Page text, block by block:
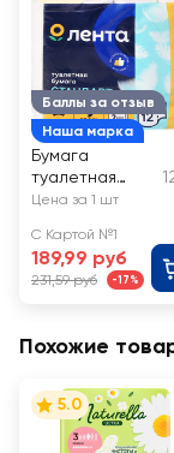
Баллы за отзыв
Наша марка
Бумага
туалетная
ЛЕНТА 2 слоя
Цена за 1 шт
С Картой №1
189,99 руб
231,59 руб -17%
Похожие
5.0